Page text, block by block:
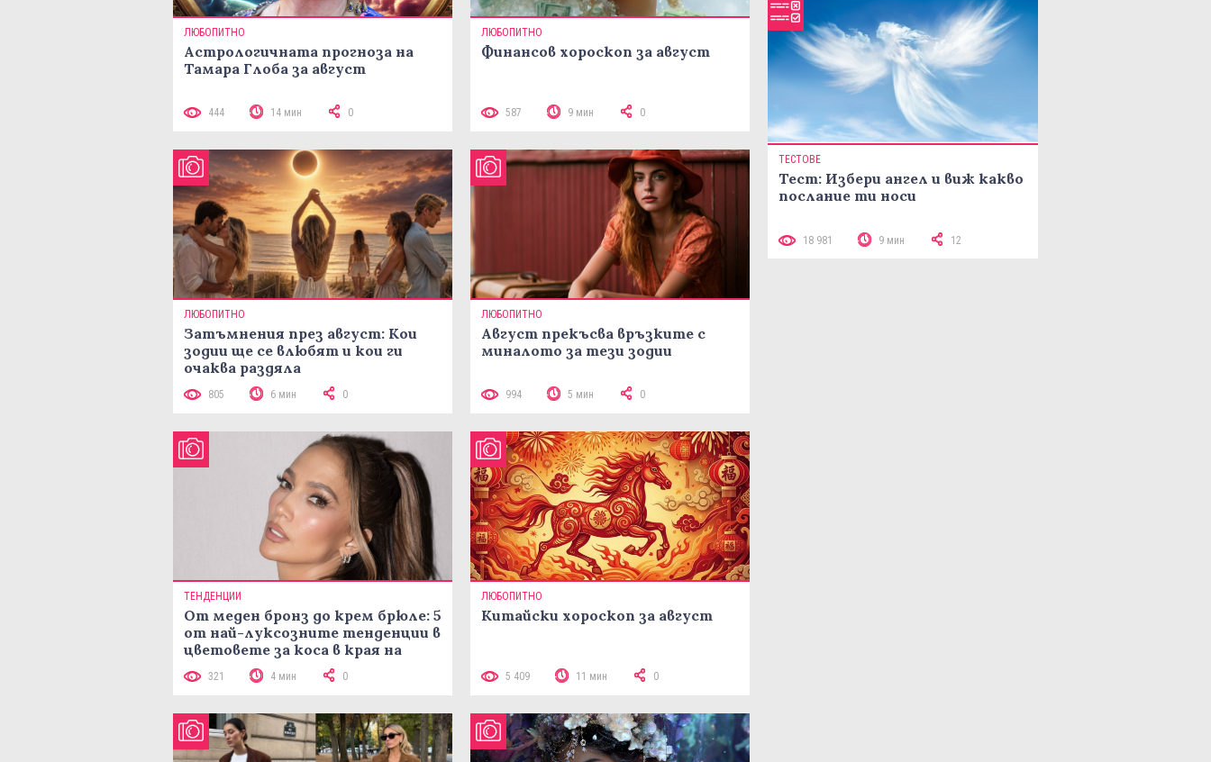
ЛЮБОПИТНО
Астрологичната прогноза на
Тамара Глоба за август
444 14 мин 0
ЛЮБОПИТНО
Финансов хороскоп за август
587 9 мин 0
ЛЮБОПИТНО
Затъмнения през август: Кои
зодии ще се влюбят и кои ги
очаква раздяла
805 6 мин 0
ЛЮБОПИТНО
Август прекъсва връзките с
миналото за тези зодии
994 5 мин 0
ТЕНДЕНЦИИ
От меден бронз до крем брюле: 5
от най-луксозните тенденции в
цветовете за коса в края на
321 4 мин 0
ЛЮБОПИТНО
Китайски хороскоп за август
5 409 11 мин 0
ТЕСТОВЕ
Тест: Избери ангел и виж какво
послание ти носи
18 981 9 мин 12